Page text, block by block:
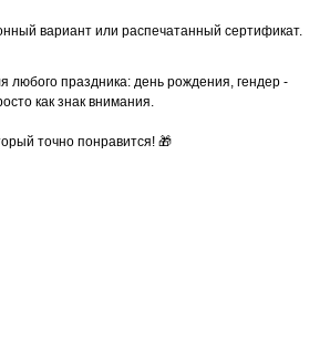
вариант или распечатанный сертификат.
любого праздника: день рождения, гендер -
как знак внимания.
точно понравится! 🎁